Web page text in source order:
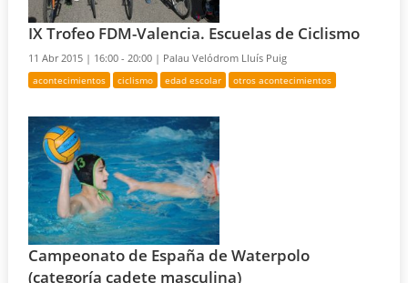
IX Trofeo FDM-Valencia. Escuelas de Ciclismo
11 Abr 2015 | 16:00 - 20:00 | Palau Velódrom Lluís Puig
acontecimientos ciclismo edad escolar otros acontecimientos
Campeonato de España de Waterpolo
(categoría cadete masculina)